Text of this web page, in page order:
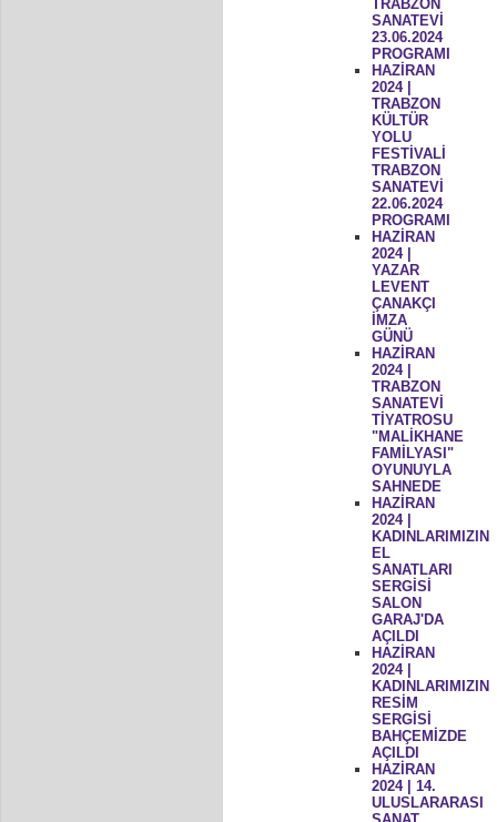
TRABZON
SANATEVİ
23.06.2024
PROGRAMI
HAZİRAN
2024 |
TRABZON
KÜLTÜR
YOLU
FESTİVALİ
TRABZON
SANATEVİ
22.06.2024
PROGRAMI
HAZİRAN
2024 |
YAZAR
LEVENT
ÇANAKÇI
İMZA
GÜNÜ
HAZİRAN
2024 |
TRABZON
SANATEVİ
TİYATROSU
"MALİKHANE
FAMİLYASI"
OYUNUYLA
SAHNEDE
HAZİRAN
2024 |
KADINLARIMIZIN
EL
SANATLARI
SERGİSİ
SALON
GARAJ'DA
AÇILDI
HAZİRAN
2024 |
KADINLARIMIZIN
RESİM
SERGİSİ
BAHÇEMİZDE
AÇILDI
HAZİRAN
2024 | 14.
ULUSLARARASI